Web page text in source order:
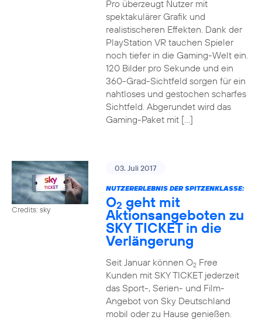
Pro überzeugt Nutzer mit
spektakulärer Grafik und
realistischeren Effekten. Dank der
PlayStation VR tauchen Spieler
noch tiefer in die Gaming-Welt ein.
120 Bilder pro Sekunde und ein
360-Grad-Sichtfeld sorgen für ein
nahtloses und gestochen scharfes
Sichtfeld. Abgerundet wird das
Gaming-Paket mit […]
Credits: sky
03. Juli 2017
NUTZERERLEBNIS DER SPITZENKLASSE:
O2 geht mit
Aktionsangeboten zu
SKY TICKET in die
Verlängerung
Seit Januar können O2Free
Kunden mit SKY TICKET jederzeit
das Sport-, Serien- und Film-
Angebot von Sky Deutschland
mobil oder zu Hause genießen.